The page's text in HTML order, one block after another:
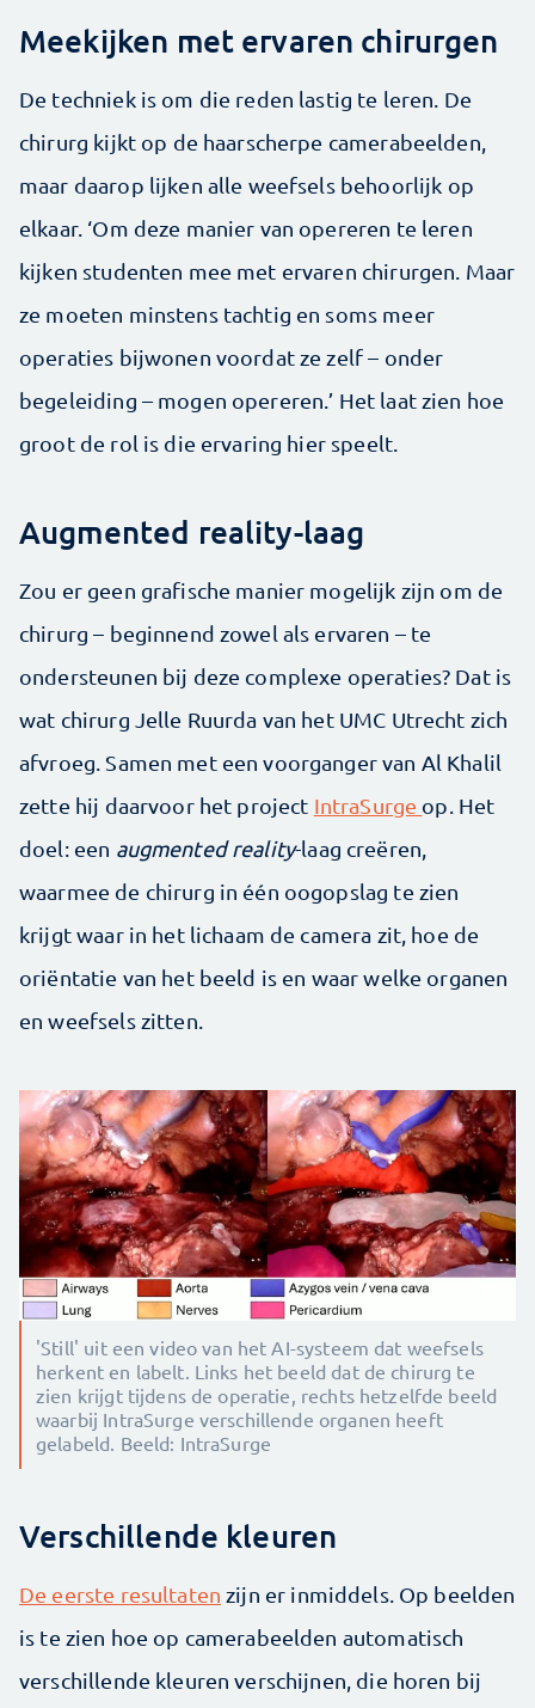
Meekijken met ervaren chirurgen
De techniek is om die reden lastig te leren. De
chirurg kijkt op de haarscherpe camerabeelden,
maar daarop lijken alle weefsels behoorlijk op
elkaar. ‘Om deze manier van opereren te leren
kijken studenten mee met ervaren chirurgen. Maar
ze moeten minstens tachtig en soms meer
operaties bijwonen voordat ze zelf – onder
begeleiding – mogen opereren.’ Het laat zien hoe
groot de rol is die ervaring hier speelt.
Augmented reality-laag
Zou er geen grafische manier mogelijk zijn om de
chirurg – beginnend zowel als ervaren – te
ondersteunen bij deze complexe operaties? Dat is
wat chirurg Jelle Ruurda van het UMC Utrecht zich
afvroeg. Samen met een voorganger van Al Khalil
zette hij daarvoor het project IntraSurge op. Het
doel: een augmented reality-laag creëren,
waarmee de chirurg in één oogopslag te zien
krijgt waar in het lichaam de camera zit, hoe de
oriëntatie van het beeld is en waar welke organen
en weefsels zitten.
'Still' uit een video van het AI-systeem dat weefsels
herkent en labelt. Links het beeld dat de chirurg te
zien krijgt tijdens de operatie, rechts hetzelfde beeld
waarbij IntraSurge verschillende organen heeft
gelabeld. Beeld: IntraSurge
Verschillende kleuren
De eerste resultaten zijn er inmiddels. Op beelden
is te zien hoe op camerabeelden automatisch
verschillende kleuren verschijnen, die horen bij